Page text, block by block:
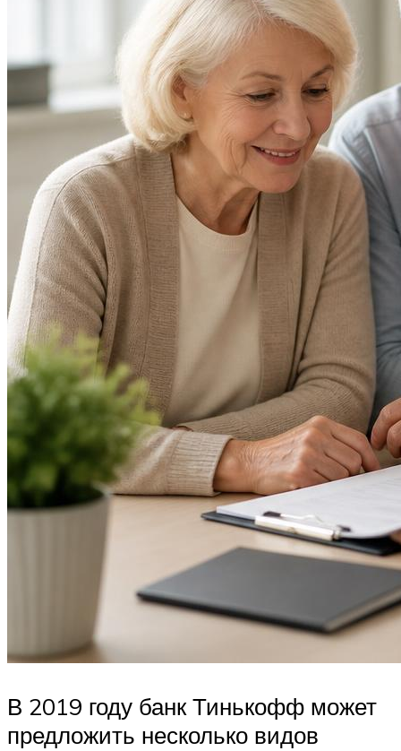
В 2019 году банк Тинькофф может
предложить несколько видов